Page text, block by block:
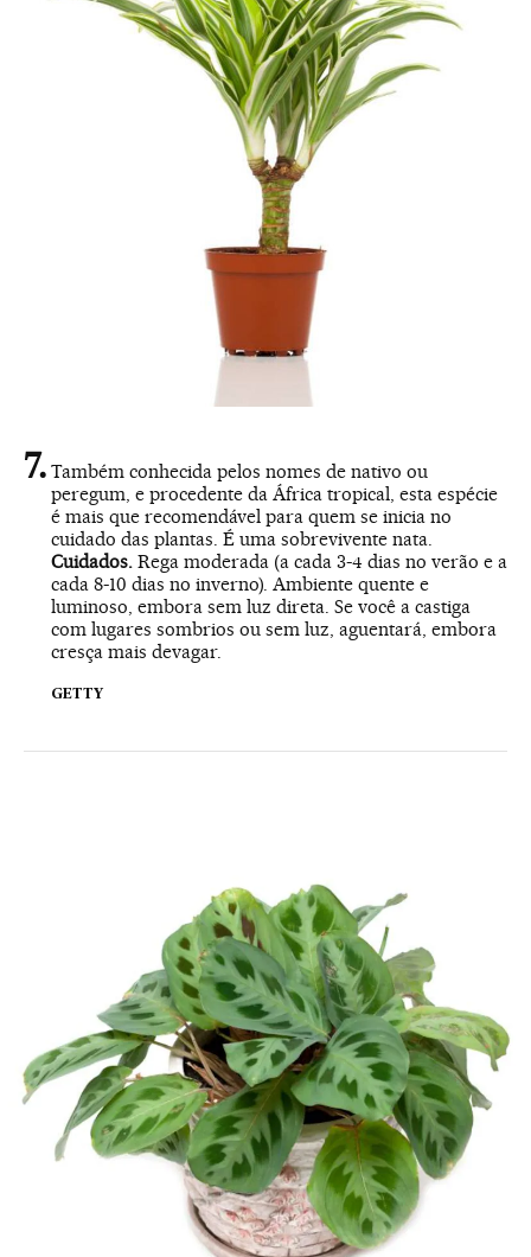
Também conhecida pelos nomes de nativo ou
peregum, e procedente da África tropical, esta espécie
é mais que recomendável para quem se inicia no
cuidado das plantas. É uma sobrevivente nata.
Cuidados. Rega moderada (a cada 3-4 dias no verão e a
cada 8-10 dias no inverno). Ambiente quente e
luminoso, embora sem luz direta. Se você a castiga
com lugares sombrios ou sem luz, aguentará, embora
cresça mais devagar.
GETTY